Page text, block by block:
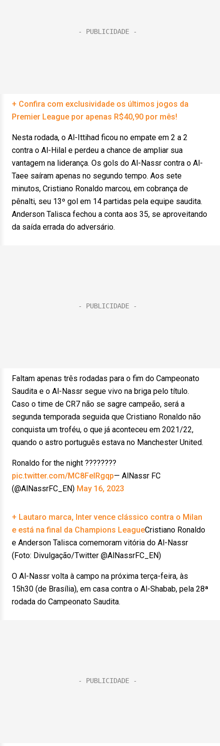
+ Confira com exclusividade os últimos jogos da
Premier League por apenas R$40,90 por mês!
Nesta rodada, o Al-Ittihad ficou no empate em 2 a 2
contra o Al-Hilal e perdeu a chance de ampliar sua
vantagem na liderança. Os gols do Al-Nassr contra o Al-
Taee saíram apenas no segundo tempo. Aos sete
minutos, Cristiano Ronaldo marcou, em cobrança de
pênalti, seu 13º gol em 14 partidas pela equipe saudita.
Anderson Talisca fechou a conta aos 35, se aproveitando
da saída errada do adversário.
Faltam apenas três rodadas para o fim do Campeonato
Saudita e o Al-Nassr segue vivo na briga pelo título.
Caso o time de CR7 não se sagre campeão, será a
segunda temporada seguida que Cristiano Ronaldo não
conquista um troféu, o que já aconteceu em 2021/22,
quando o astro português estava no Manchester United.
Ronaldo for the night ????????
pic.twitter.com/MC8FelRgqp— AlNassr FC
(@AlNassrFC_EN) May 16, 2023
+ Lautaro marca, Inter vence clássico contra o Milan
e está na final da Champions LeagueCristiano Ronaldo
e Anderson Talisca comemoram vitória do Al-Nassr
(Foto: Divulgação/Twitter @AlNassrFC_EN)
O Al-Nassr volta à campo na próxima terça-feira, às
15h30 (de Brasília), em casa contra o Al-Shabab, pela 28ª
rodada do Campeonato Saudita.